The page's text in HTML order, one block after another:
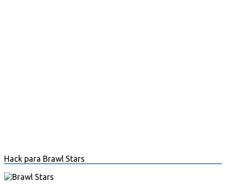
Hack para Brawl Stars